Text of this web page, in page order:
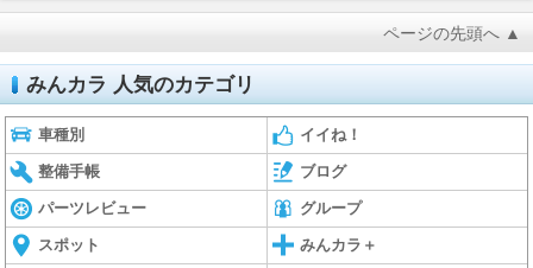
ページの先頭へ ▲
みんカラ 人気のカテゴリ
車種別 イイね！
整備手帳 ブログ
パーツレビュー グループ
スポット みんカラ＋